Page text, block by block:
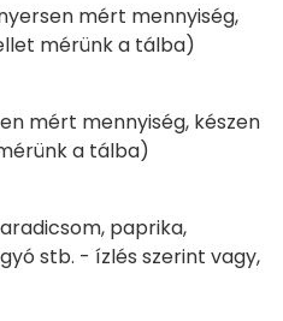
mért mennyiség,
mérünk a tálba)
mért mennyiség, készen
a tálba)
paprika,
stb. - ízlés szerint vagy,